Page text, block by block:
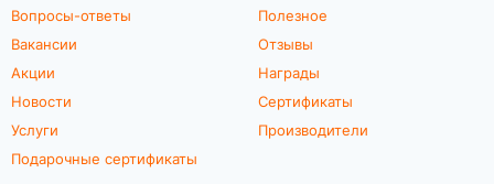
Вопросы-ответы
Вакансии
Акции
Новости
Услуги
Подарочные сертификаты
Полезное
Отзывы
Награды
Сертификаты
Производители